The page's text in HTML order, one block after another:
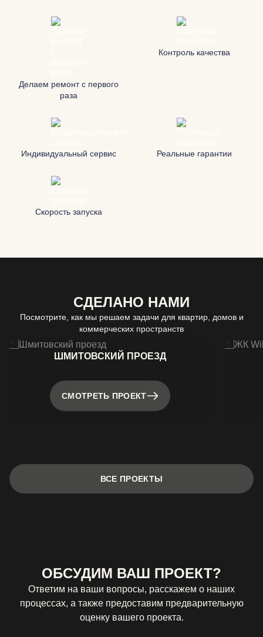
Делаем ремонт с первого
раза
Контроль качества
Индивидуальный сервис Реальные гарантии
Скорость запуска
СДЕЛАНО НАМИ
Посмотрите, как мы решаем задачи для квартир, домов и
коммерческих пространств
ШМИТОВСКИЙ ПРОЕЗД
СМОТРЕТЬ ПРОЕКТ
ВСЕ ПРОЕКТЫ
ОБСУДИМ ВАШ ПРОЕКТ?
Ответим на ваши вопросы, расскажем о наших
процессах, а также предоставим предварительную
оценку вашего проекта.